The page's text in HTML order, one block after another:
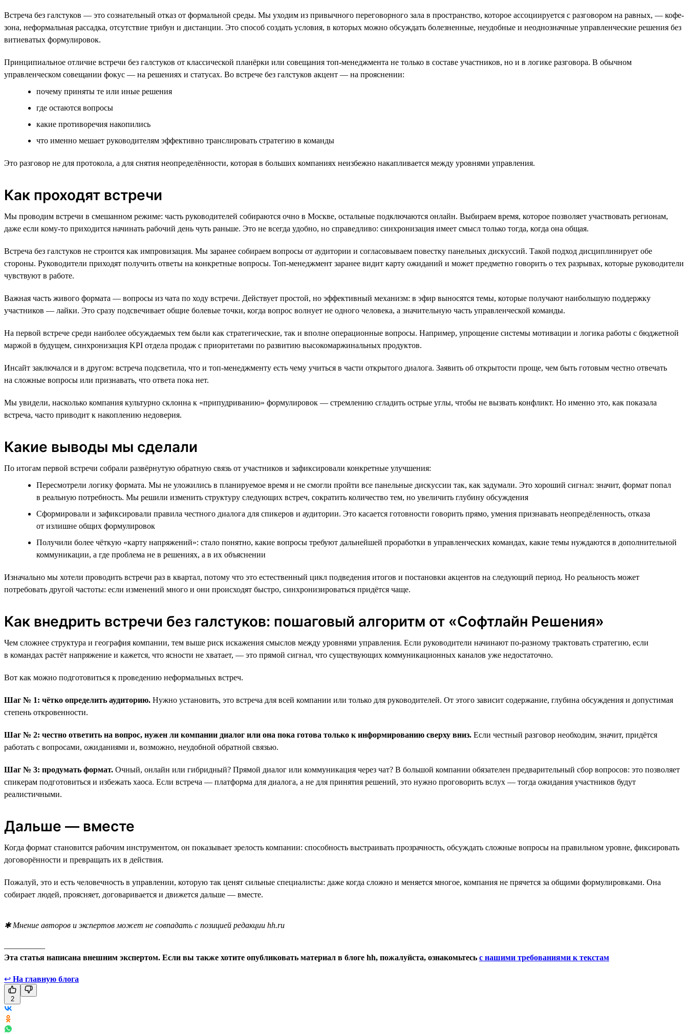
Встреча без галстуков — это сознательный отказ от формальной среды. Мы уходим из привычного переговорного зала в пространство, которое ассоциируется с разговором на равных, — кофе-
зона, неформальная рассадка, отсутствие трибун и дистанции. Это способ создать условия, в которых можно обсуждать болезненные, неудобные и неоднозначные управленческие решения без
витиеватых формулировок.
Принципиальное отличие встречи без галстуков от классической планёрки или совещания топ-менеджмента не только в составе участников, но и в логике разговора. В обычном
управленческом совещании фокус — на решениях и статусах. Во встрече без галстуков акцент — на прояснении:
почему приняты те или иные решения
где остаются вопросы
какие противоречия накопились
что именно мешает руководителям эффективно транслировать стратегию в команды
Это разговор не для протокола, а для снятия неопределённости, которая в больших компаниях неизбежно накапливается между уровнями управления.
Как проходят встречи
Мы проводим встречи в смешанном режиме: часть руководителей собираются очно в Москве, остальные подключаются онлайн. Выбираем время, которое позволяет участвовать регионам,
даже если кому-то приходится начинать рабочий день чуть раньше. Это не всегда удобно, но справедливо: синхронизация имеет смысл только тогда, когда она общая.
Встреча без галстуков не строится как импровизация. Мы заранее собираем вопросы от аудитории и согласовываем повестку панельных дискуссий. Такой подход дисциплинирует обе
стороны. Руководители приходят получить ответы на конкретные вопросы. Топ-менеджмент заранее видит карту ожиданий и может предметно говорить о тех разрывах, которые руководители
чувствуют в работе.
Важная часть живого формата — вопросы из чата по ходу встречи. Действует простой, но эффективный механизм: в эфир выносятся темы, которые получают наибольшую поддержку
участников — лайки. Это сразу подсвечивает общие болевые точки, когда вопрос волнует не одного человека, а значительную часть управленческой команды.
На первой встрече среди наиболее обсуждаемых тем были как стратегические, так и вполне операционные вопросы. Например, упрощение системы мотивации и логика работы с бюджетной
маржой в будущем, синхронизация KPI отдела продаж с приоритетами по развитию высокомаржинальных продуктов.
Инсайт заключался и в другом: встреча подсветила, что и топ-менеджменту есть чему учиться в части открытого диалога. Заявить об открытости проще, чем быть готовым честно отвечать
на сложные вопросы или признавать, что ответа пока нет.
Мы увидели, насколько компания культурно склонна к «припудриванию» формулировок — стремлению сгладить острые углы, чтобы не вызвать конфликт. Но именно это, как показала
встреча, часто приводит к накоплению недоверия.
Какие выводы мы сделали
По итогам первой встречи собрали развёрнутую обратную связь от участников и зафиксировали конкретные улучшения:
Пересмотрели логику формата. Мы не уложились в планируемое время и не смогли пройти все панельные дискуссии так, как задумали. Это хороший сигнал: значит, формат попал
в реальную потребность. Мы решили изменить структуру следующих встреч, сократить количество тем, но увеличить глубину обсуждения
Сформировали и зафиксировали правила честного диалога для спикеров и аудитории. Это касается готовности говорить прямо, умения признавать неопредёленность, отказа
от излишне общих формулировок
Получили более чёткую «карту напряжений»: стало понятно, какие вопросы требуют дальнейшей проработки в управленческих командах, какие темы нуждаются в дополнительной
коммуникации, а где проблема не в решениях, а в их объяснении
Изначально мы хотели проводить встречи раз в квартал, потому что это естественный цикл подведения итогов и постановки акцентов на следующий период. Но реальность может
потребовать другой частоты: если изменений много и они происходят быстро, синхронизироваться придётся чаще.
Как внедрить встречи без галстуков: пошаговый алгоритм от «Софтлайн Решения»
Чем сложнее структура и география компании, тем выше риск искажения смыслов между уровнями управления. Если руководители начинают по-разному трактовать стратегию, если
в командах растёт напряжение и кажется, что ясности не хватает, — это прямой сигнал, что существующих коммуникационных каналов уже недостаточно.
Вот как можно подготовиться к проведению неформальных встреч.
Шаг № 1: чётко определить аудиторию. Нужно установить, это встреча для всей компании или только для руководителей. От этого зависит содержание, глубина обсуждения и допустимая
степень откровенности.
Шаг № 2: честно ответить на вопрос, нужен ли компании диалог или она пока готова только к информированию сверху вниз. Если честный разговор необходим, значит, придётся
работать с вопросами, ожиданиями и, возможно, неудобной обратной связью.
Шаг № 3: продумать формат. Очный, онлайн или гибридный? Прямой диалог или коммуникация через чат? В большой компании обязателен предварительный сбор вопросов: это позволяет
спикерам подготовиться и избежать хаоса. Если встреча — платформа для диалога, а не для принятия решений, это нужно проговорить вслух — тогда ожидания участников будут
реалистичными.
Дальше — вместе
Когда формат становится рабочим инструментом, он показывает зрелость компании: способность выстраивать прозрачность, обсуждать сложные вопросы на правильном уровне, фиксировать
договорённости и превращать их в действия.
Пожалуй, это и есть человечность в управлении, которую так ценят сильные специалисты: даже когда сложно и меняется многое, компания не прячется за общими формулировками. Она
собирает людей, проясняет, договаривается и движется дальше — вместе.
✱ Мнение авторов и экспертов может не совпадать с позицией редакции hh.ru
Эта статья написана внешним экспертом. Если вы также хотите опубликовать материал в блоге hh, пожалуйста, ознакомьтесь с нашими требованиями к текстам
↩ На главную блога
2